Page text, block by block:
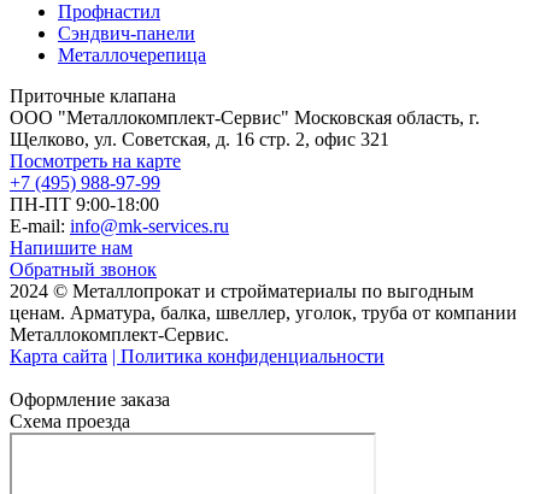
Профнастил
Сэндвич-панели
Металлочерепица
Приточные клапана
ООО "Металлокомплект-Сервис" Московская область, г.
Щелково, ул. Советская, д. 16 стр. 2, офис 321
Посмотреть на карте
+7 (495) 988-97-99
ПН-ПТ 9:00-18:00
E-mail: info@mk-services.ru
Напишите нам
Обратный звонок
2024 © Металлопрокат и стройматериалы по выгодным
ценам. Арматура, балка, швеллер, уголок, труба от компании
Металлокомплект-Сервис.
Карта сайта | Политика конфиденциальности
Оформление заказа
Схема проезда